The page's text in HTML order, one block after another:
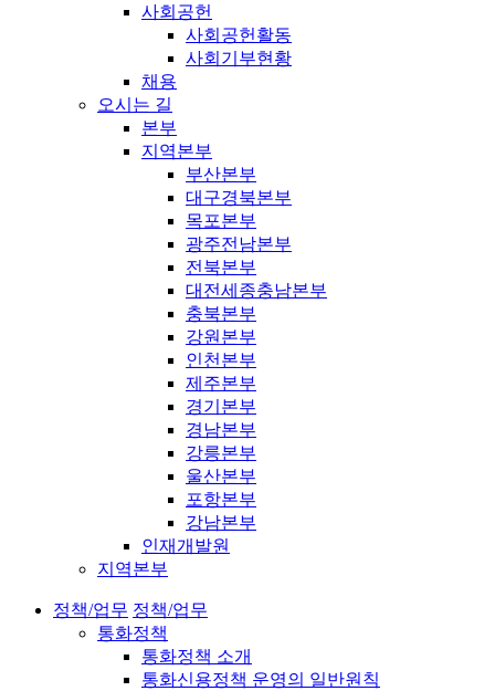
사회공헌
사회공헌활동
사회기부현황
채용
오시는 길
본부
지역본부
부산본부
대구경북본부
목포본부
광주전남본부
전북본부
대전세종충남본부
충북본부
강원본부
인천본부
제주본부
경기본부
경남본부
강릉본부
울산본부
포항본부
강남본부
인재개발원
지역본부
정책/업무 정책/업무
통화정책
통화정책 소개
통화신용정책 운영의 일반원칙